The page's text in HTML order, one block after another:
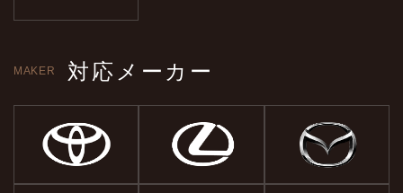
MAKER 対応メーカー